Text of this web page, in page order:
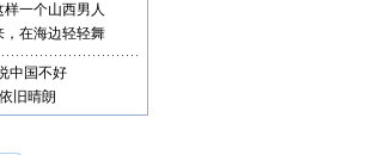
样一个山西男人
，在海边轻轻舞
中国不好
旧晴朗